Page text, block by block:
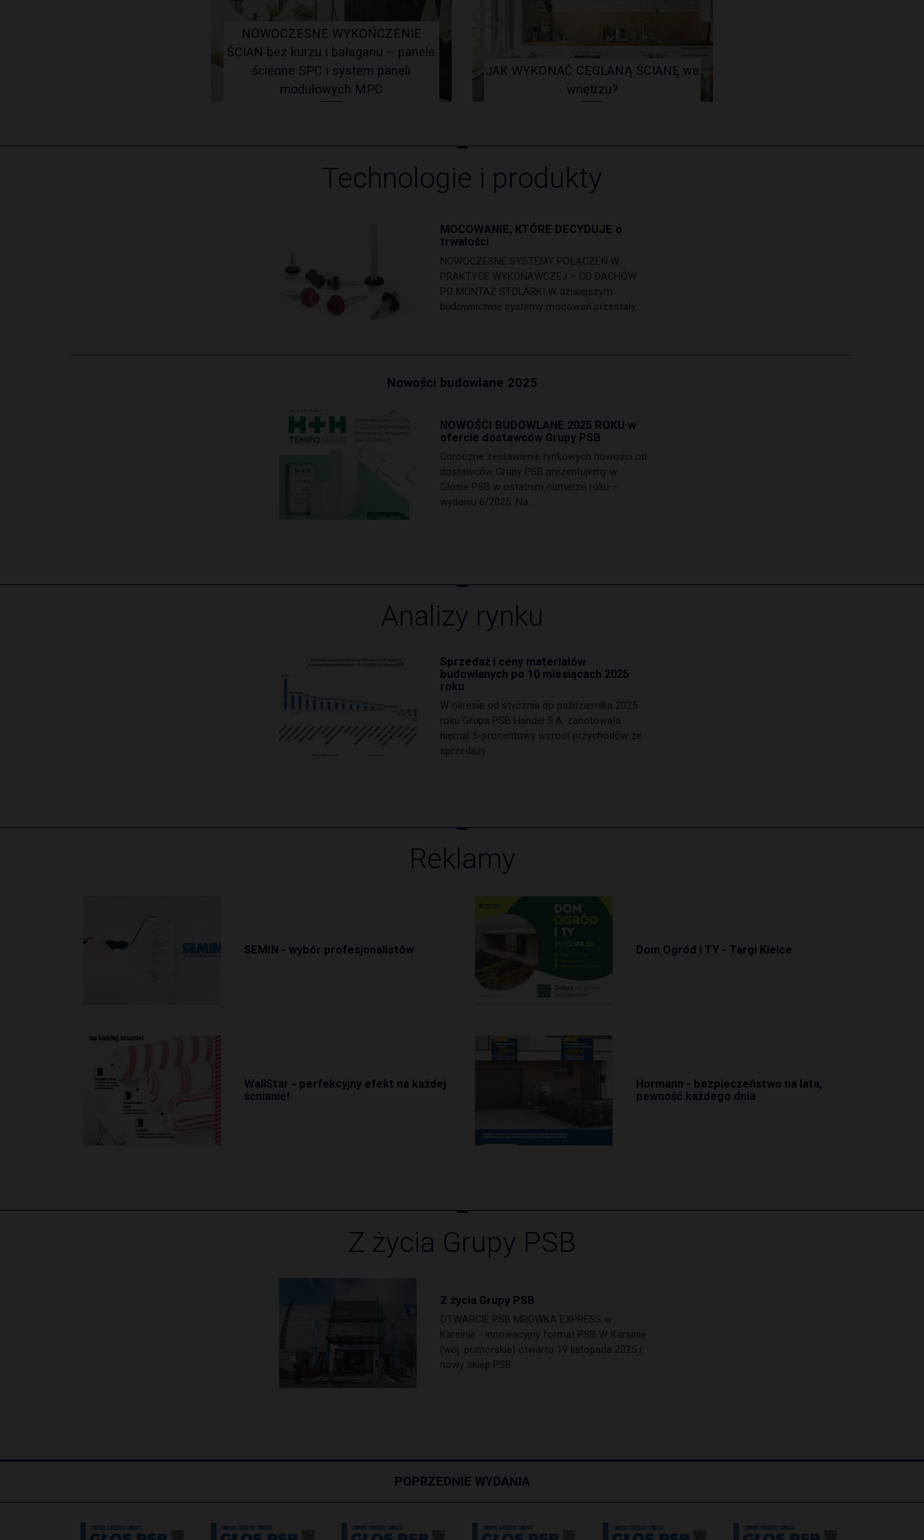
NOWOCZESNE WYKOŃCZENIE
ŚCIAN bez kurzu i bałaganu – panele
ścienne SPC i system paneli
modułowych MPC
JAK WYKONAĆ CEGLANĄ ŚCIANĘ we
wnętrzu?
Technologie i produkty
MOCOWANIE, KTÓRE DECYDUJE o
trwałości
NOWOCZESNE SYSTEMY POŁĄCZEŃ W
PRAKTYCE WYKONAWCZEJ – OD DACHÓW
PO MONTAŻ STOLARKI W dzisiejszym
budownictwie systemy mocowań przestały…
Nowości budowlane 2025
NOWOŚCI BUDOWLANE 2025 ROKU w
ofercie dostawców Grupy PSB
Coroczne zestawienie rynkowych nowości od
dostawców Grupy PSB prezentujemy w
Głosie PSB w ostatnim numerze roku –
wydaniu 6/2025. Na…
Analizy rynku
Sprzedaż i ceny materiałów
budowlanych po 10 miesiącach 2025
roku
W okresie od stycznia do października 2025
roku Grupa PSB Handel S.A. zanotowała
niemal 5-procentowy wzrost przychodów ze
sprzedaży…
Reklamy
SEMIN - wybór profesjonalistów Dom Ogród i TY - Targi Kielce
WallStar - perfekcyjny efekt na każdej
ścnianie!
Hormann - bezpieczeństwo na lata,
pewność każdego dnia
Z życia Grupy PSB
Z życia Grupy PSB
OTWARCIE PSB MRÓWKA EXPRESS w
Karsinie - innowacyjny format PSB W Karsinie
(woj. pomorskie) otwarto 19 listopada 2025 r.
nowy sklep PSB…
POPRZEDNIE WYDANIA